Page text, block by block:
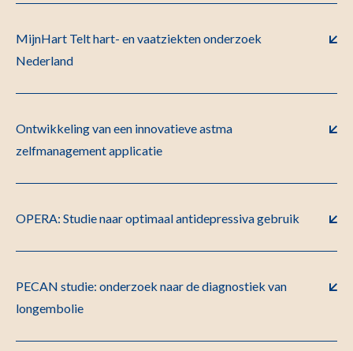
MijnHart Telt hart- en vaatziekten onderzoek
Nederland
Ontwikkeling van een innovatieve astma
zelfmanagement applicatie
OPERA: Studie naar optimaal antidepressiva gebruik
PECAN studie: onderzoek naar de diagnostiek van
longembolie